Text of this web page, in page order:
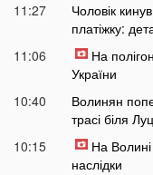
11:27
Чоловік
платіжку:
11:06
На
України
10:40
Волинян
трасі біля
10:15
На
наслідки